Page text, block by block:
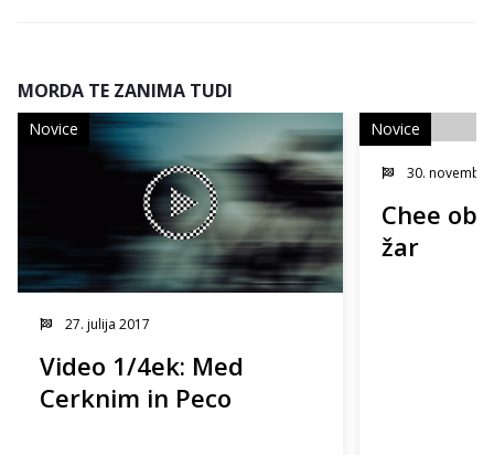
MORDA TE ZANIMA TUDI
27. julija 2017
Video 1/4ek: Med
Cerknim in Peco
Novice
30.
Chee
žar
Novice